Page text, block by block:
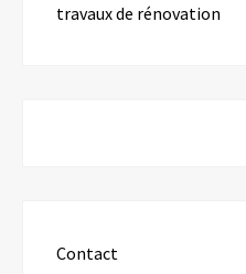
travaux de rénovation
Contact